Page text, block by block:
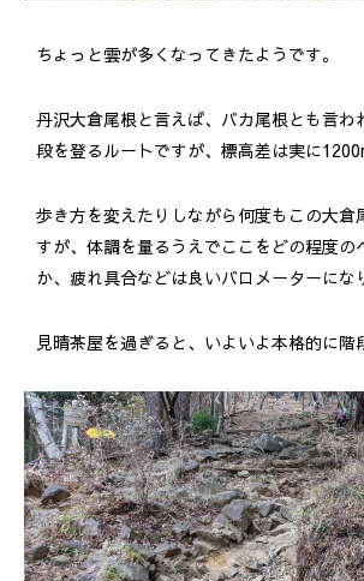
ちょっと雲が多くなってきたようです。
丹沢大倉尾根と言えば、バカ尾根とも言わ
段を登るルートですが、標高差は実に
歩き方を変えたりしながら何度もこの大倉
すが、体調を量るうえでここをどの程度の
か、疲れ具合などは良いバロメーターにな
見晴茶屋を過ぎると、いよいよ本格的に階